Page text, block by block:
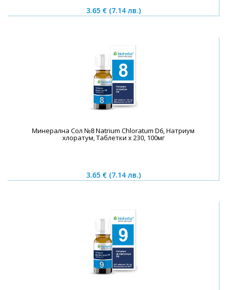
3.65 € (7.14 лв.)
Минерална Сол №8 Natrium Chloratum D6, Натриум
хлоратум, Таблетки х 230, 100мг
3.65 € (7.14 лв.)